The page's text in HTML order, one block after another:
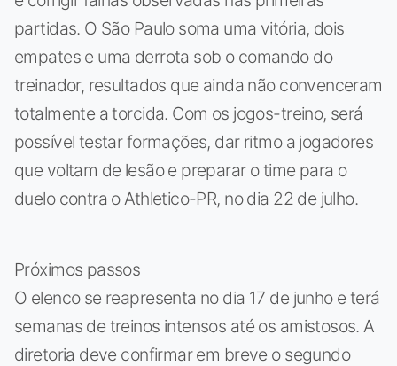
partidas. O São Paulo soma uma vitória, dois
empates e uma derrota sob o comando do
treinador, resultados que ainda não convenceram
totalmente a torcida. Com os jogos-treino, será
possível testar formações, dar ritmo a jogadores
que voltam de lesão e preparar o time para o
duelo contra o Athletico-PR, no dia 22 de julho.
Próximos passos
O elenco se reapresenta no dia 17 de junho e terá
semanas de treinos intensos até os amistosos. A
diretoria deve confirmar em breve o segundo